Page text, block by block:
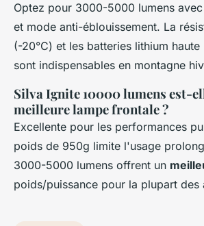
Optez pour 3000-5000 lumens avec
et mode anti-éblouissement. La
(-20°C) et les batteries lithium
sont indispensables en montagne
Silva Ignite 10000 lumens est-
meilleure lampe frontale ?
Excellente pour les performances
poids de 950g limite l'usage
3000-5000 lumens offrent un
poids/puissance pour la plupart des